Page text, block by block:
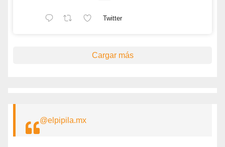
Twitter
Cargar más
@elpipila.mx